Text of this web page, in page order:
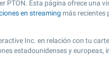
PTON. Esta página ofrece una
en streaming más recientes
Inc. en relación con tu
estadounidenses y europeas,